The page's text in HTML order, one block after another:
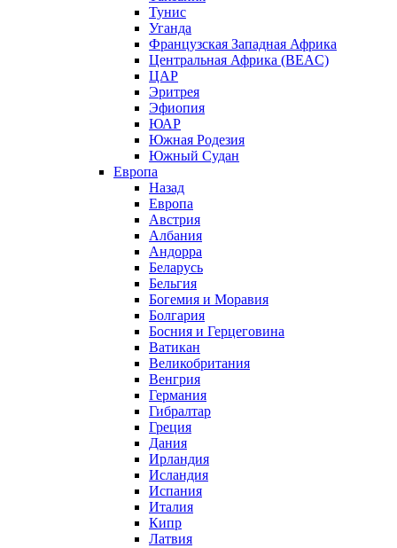
Тунис
Уганда
Французская Западная Африка
Центральная Африка (BEAC)
ЦАР
Эритрея
Эфиопия
ЮАР
Южная Родезия
Южный Судан
Европа
Назад
Европа
Австрия
Албания
Андорра
Беларусь
Бельгия
Богемия и Моравия
Болгария
Босния и Герцеговина
Ватикан
Великобритания
Венгрия
Германия
Гибралтар
Греция
Дания
Ирландия
Исландия
Испания
Италия
Кипр
Латвия